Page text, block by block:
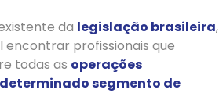
da legislação brasileira,
encontrar profissionais que
todas as operações
segmento de